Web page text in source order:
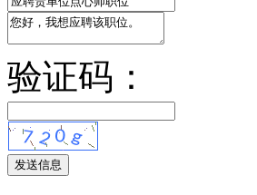
验证码：